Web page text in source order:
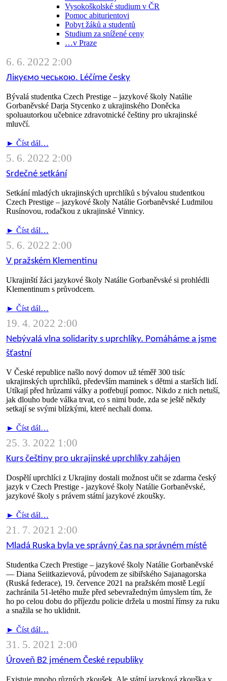
Vysokoškolské studium v ČR
Pomoc abiturientovi
Pobyt žáků a studentů
Studium za snížené ceny
…v Praze
6. 6. 2022 2:00
Лікуємо чеською. Léčíme česky
Bývalá studentka Czech Prestige – jazykové školy Natálie
Gorbaněvské Darja Stycenko z ukrajinského Doněcka
spoluautorkou učebnice zdravotnické češtiny pro ukrajinské
mluvčí.
► Číst dál…
5. 6. 2022 2:00
Srdečné setkání
Setkání mladých ukrajinských uprchlíků s bývalou studentkou
Czech Prestige – jazykové školy Natálie Gorbaněvské Ludmilou
Rusínovou, rodačkou z ukrajinské Vinnicy.
► Číst dál…
5. 6. 2022 2:00
V pražském Klementinu
Ukrajinští žáci jazykové školy Natálie Gorbaněvské si prohlédli
Klementinum s průvodcem.
► Číst dál…
19. 4. 2022 2:00
Nebývalá vlna solidarity s uprchlíky. Pomáháme a jsme
šťastní
V České republice našlo nový domov už téměř 300 tisíc
ukrajinských uprchlíků, především maminek s dětmi a starších lidí.
Utíkají před hrůzami války a potřebují pomoc. Nikdo z nich netuší,
jak dlouho bude válka trvat, co s nimi bude, zda se ještě někdy
setkají se svými blízkými, které nechali doma.
► Číst dál…
25. 3. 2022 1:00
Kurs češtiny pro ukrajinské uprchlíky zahájen
Dospělí uprchlíci z Ukrajiny dostali možnost učit se zdarma český
jazyk v Czech Prestige - jazykové školy Natálie Gorbaněvské,
jazykové školy s právem státní jazykové zkoušky.
► Číst dál…
21. 7. 2021 2:00
Mladá Ruska byla ve správný čas na správném místě
Studentka Czech Prestige – jazykové školy Natálie Gorbaněvské
— Diana Seiitkazievová, původem ze sibiřského Sajanagorska
(Ruská federace), 19. července 2021 na pražském mostě Legií
zachránila 51-letého muže před sebevražedným úmyslem tím, že
ho po celou dobu do příjezdu policie držela u mostní římsy za ruku
a snažila se ho uklidnit.
► Číst dál…
31. 5. 2021 2:00
Úroveň B2 jménem České republiky
Existuje mnoho různých zkoušek. Ale státní jazyková zkouška v